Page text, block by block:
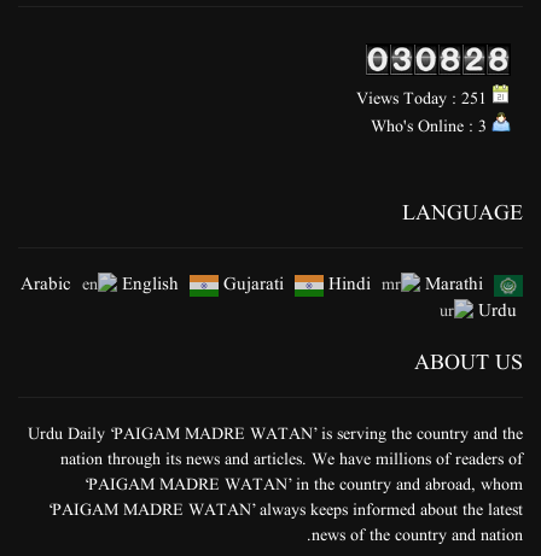
LANGUAGE
Arabic English Gujarati Hindi
Marathi
Urdu
ABOUT US
Urdu Daily ‘PAIGAM MADRE WATAN’ is serving the country and the
nation through its news and articles. We have millions of readers of
‘PAIGAM MADRE WATAN’ in the country and abroad, whom
‘PAIGAM MADRE WATAN’ always keeps informed about the latest
news of the country and nation.